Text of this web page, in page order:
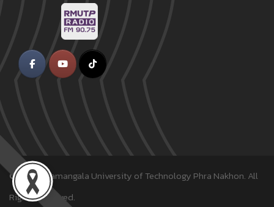
© 2018 Rajamangala University of Technology Phra Nakhon. All
Rights Reserved.